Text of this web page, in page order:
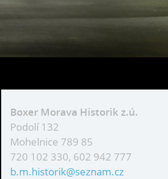
Boxer Morava Historik z.ú.
Podolí 132
Mohelnice 789 85
720 102 330, 602 942 777
b.m.historik@seznam.cz